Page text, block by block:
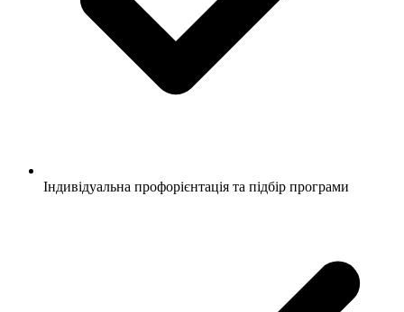
Індивідуальна профорієнтація та підбір програми